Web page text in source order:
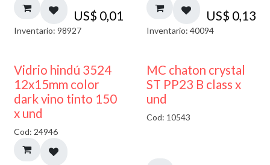
US$ 0,01
Inventario: 98927
US$ 0,13
Inventario: 40094
40% DESCUENTO
Vidrio hindú 3524
12x15mm color
dark vino tinto 150
x und
Cod: 24946
MC chaton crystal
ST PP23 B class x
und
Cod: 10543